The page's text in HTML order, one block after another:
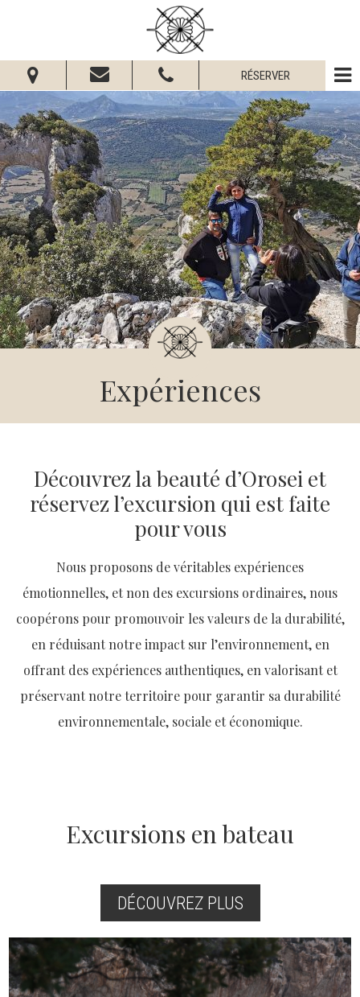
RÉSERVER
Du: Au:
Adultes: Enfants:
Vérifier la disponibilité
Demander informations
Expériences
Découvrez la beauté d’Orosei et
réservez l’excursion qui est faite
pour vous
Nous proposons de véritables expériences
émotionnelles, et non des excursions ordinaires, nous
coopérons pour promouvoir les valeurs de la durabilité,
en réduisant notre impact sur l’environnement, en
offrant des expériences authentiques, en valorisant et
préservant notre territoire pour garantir sa durabilité
environnementale, sociale et économique.
Excursions en bateau
DÉCOUVREZ PLUS